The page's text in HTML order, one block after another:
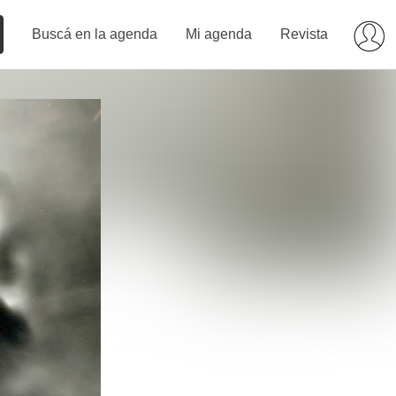
Buscá en la agenda Mi agenda Revista